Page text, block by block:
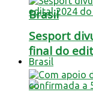
Brasil
Brasil
Sesport
final do